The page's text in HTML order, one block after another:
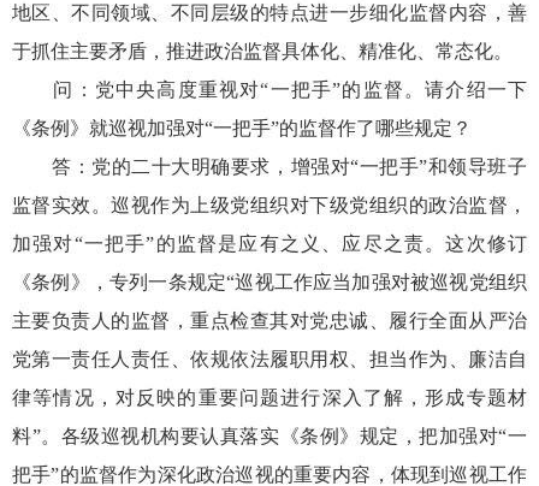
地区、不同领域、不同层级的特点进一步细化监督内容，善
于抓住主要矛盾，推进政治监督具体化、精准化、常态化。
问：党中央高度重视对“一把手”的监督。请介绍一下
《条例》就巡视加强对“一把手”的监督作了哪些规定？
答：党的二十大明确要求，增强对“一把手”和领导班子
监督实效。巡视作为上级党组织对下级党组织的政治监督，
加强对“一把手”的监督是应有之义、应尽之责。这次修订
《条例》，专列一条规定“巡视工作应当加强对被巡视党组织
主要负责人的监督，重点检查其对党忠诚、履行全面从严治
党第一责任人责任、依规依法履职用权、担当作为、廉洁自
律等情况，对反映的重要问题进行深入了解，形成专题材
料”。各级巡视机构要认真落实《条例》规定，把加强对“一
把手”的监督作为深化政治巡视的重要内容，体现到巡视工作